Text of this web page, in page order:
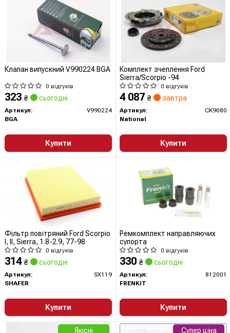
Клапан випускний V990224 BGA
0 відгуків
323 ₴ сьогодні
Артикул:
V990224
BGA
Купити
Комплект зчеплення Ford
Sierra/Scorpio -94
0 відгуків
4 087 ₴ завтра
Артикул:
CK9080
National
Купити
Фільтр повітряний Ford Scorpio
I, II, Sierra, 1.8-2.9, 77-98
0 відгуків
314 ₴ сьогодні
Артикул:
SX119
SHAFER
Купити
Ремкомплект направляючих
супорта
0 відгуків
330 ₴ сьогодні
Артикул:
812001
FRENKIT
Купити
Якісні Супер ціна